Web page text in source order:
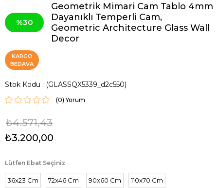
30
Geometrik Mimari Cam Tablo 4mm
Dayanıklı Temperli Cam,
Geometric Architecture Glass Wall
Decor
KARGO
BEDAVA
Stok Kodu (GLASSQX5339_d2c550)
(0)
₺4.571,43
₺3.200,00
Lütfen Ebat Seçiniz
36x23 Cm 72x46 Cm 90x60 Cm 110x70 Cm